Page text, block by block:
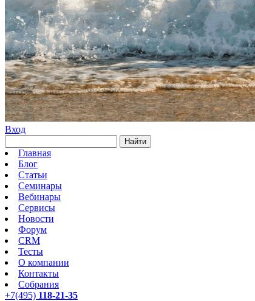
Вход
Найти
Главная
Блог
Статьи
Семинары
Вебинары
Сервисы
Новости
Форум
CRM
Тесты
О компании
Контакты
Собрания
+7(495) 118-21-35